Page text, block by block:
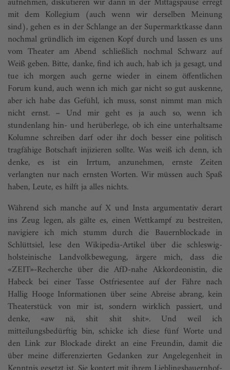
mit dem Kollegium (auch wenn wir derselben Meinung
sind), gehen es in der Schlange an der Supermarktkasse dann
nochmal gründlich im eigenen Kopf durch und lassen es uns
vom Theater am Abend schließlich nochmal Schwarz auf
Weiß geben. Bitte, danke, find ich auch, hab ich ja gesagt, und
tue ich morgen auch gerne wieder in einem öffentlichen
Forum kund, auch wenn ich mich gar nicht so gut auskenne,
aber ich habe das Gefühl, ich muss, sonst nimmt man mich
nicht ernst. – Und mir geht es ja auch so, wenn ich
stundenlang hin- und herüberlege, ob ich eine unterhaltsame
Kolumne schreiben darf oder ihr doch besser eine politisch
tragfähige Botschaft injizieren sollte. Was weiß ich denn, ich
denke, es ist ein Irrtum, anzunehmen, ernste Zeiten
verlangten nur nach ernsten Worten. Wir müssen auch Spaß
haben, Leute, es hilft ja alles nichts.
Während sich manche auf X und Insta argumentativ derart
ins Zeug legen, als gälte es, einen Wettkampf zu bestreiten,
navigiere ich mich stumm durch die Bauernblockade in
Schlüttsiel, lese den Wikipedia-Artikel über die schleswig-
holsteinische Landvolkbewegung, ärgere mich, dass die
«ZEIT»-Recherche über die AfD-nahe Akkordeonistin, die
Habeck bei einer Tasse Ostfriesentee auf der Fähre nach
Hallig Hooge Informationen über seine Abreise abrang, kein
Theaterstück von mir ist, sondern wirklich passiert, und
denke, «aw nä, shit shit shit». Und weil ich
mitteilungsbedürftig bin, schicke ich diese fünf Worte und
den Link zur Blockade direkt an eine Freundin, damit die
über meine differenzierten Gedanken zur Angelegenheit in